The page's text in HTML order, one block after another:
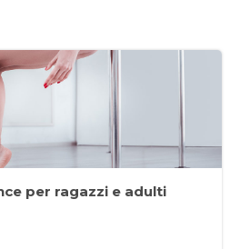
per ragazzi e adulti